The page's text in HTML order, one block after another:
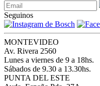
Seguinos
MONTEVIDEO
Av. Rivera 2560
Lunes a viernes de 9 a 18hs.
Sábados de 9.30 a 13.30hs.
PUNTA DEL ESTE